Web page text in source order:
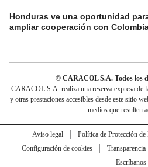
Honduras ve una oportunidad
ampliar cooperación con
© CARACOL S.A. Todos los
CARACOL S.A. realiza una reserva expresa de
y otras prestaciones accesibles desde este sitio
medios que resulten
Aviso legal Política de Protección de
Configuración de cookies
Transparencia
Escríbanos